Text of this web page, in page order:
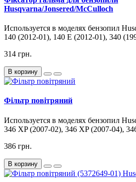
Husqvarna/Jonsered/McCulloch
Используется в моделях бензопил
140 (2012-01), 140 E (2012-01), 340
314 грн.
В корзину
Фільтр повітряний
Используется в моделях бензопил
346 XP (2007-02), 346 XP (2007-04),
386 грн.
В корзину